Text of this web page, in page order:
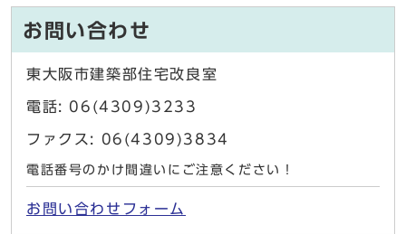
お問い合わせ
東大阪市建築部住宅改良室
電話: 06(4309)3233
ファクス: 06(4309)3834
電話番号のかけ間違いにご注意ください！
お問い合わせフォーム